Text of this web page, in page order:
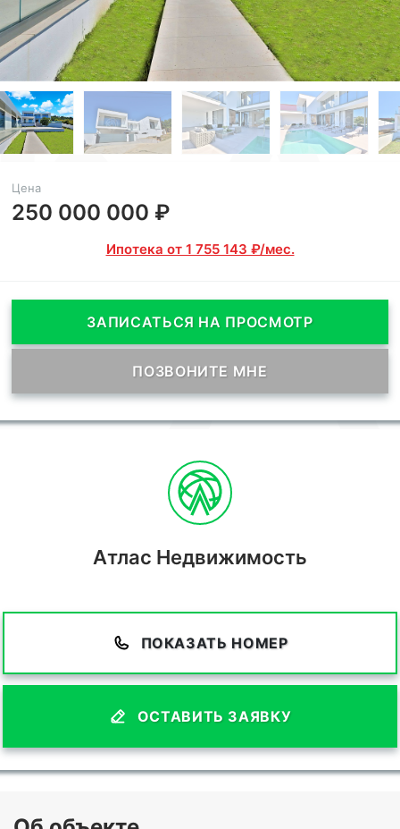
Цена
250 000 000 ₽
Ипотека от 1 755 143 ₽/мес.
ЗАПИСАТЬСЯ НА ПРОСМОТР
ПОЗВОНИТЕ МНЕ
Атлас Недвижимость
ПОКАЗАТЬ НОМЕР
ОСТАВИТЬ ЗАЯВКУ